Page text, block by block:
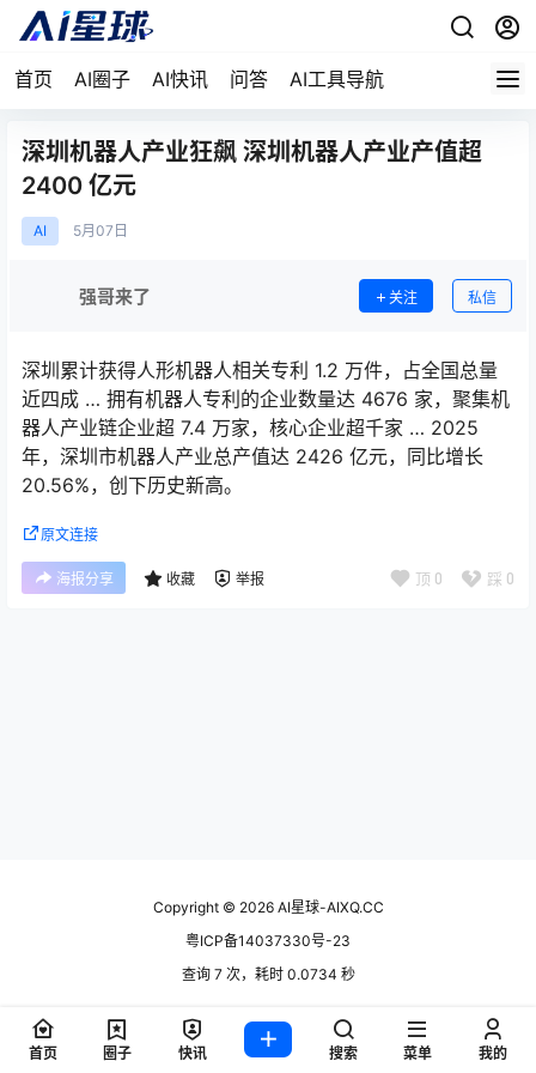
首页 AI圈子 AI快讯 问答 AI工具导航
深圳机器人产业狂飙 深圳机器人产业产值超
2400 亿元
AI 5月 07日
强哥来了 关注 私信
深圳累计获得人形机器人相关专利 1.2 万件，占全国总量
近四成 … 拥有机器人专利的企业数量达 4676 家，聚集机
器人产业链企业超 7.4 万家，核心企业超千家 … 2025
年，深圳市机器人产业总产值达 2426 亿元，同比增长
20.56%，创下历史新高。
原文连接
海报分享 收藏 举报 顶 0 踩 0
Copyright © 2026AI星球-AIXQ.CC
粤ICP备14037330号-23
查询 7 次，耗时 0.0734 秒
首页 圈子 快讯 搜索 菜单 我的